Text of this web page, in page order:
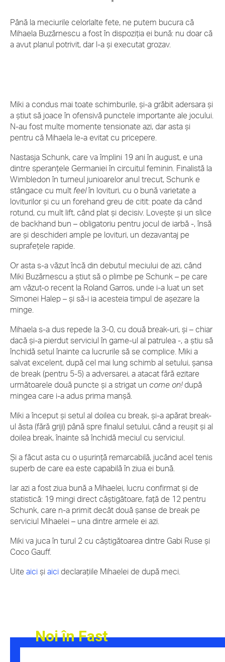
*
Până la meciurile celorlalte fete, ne putem bucura că
Mihaela Buzărnescu a fost în dispoziția ei bună: nu doar că
a avut planul potrivit, dar l-a și executat grozav.
Miki a condus mai toate schimburile, și-a grăbit adersara și
a știut să joace în ofensivă punctele importante ale jocului.
N-au fost multe momente tensionate azi, dar asta și
pentru că Mihaela le-a evitat cu pricepere.
Nastasja Schunk, care va împlini 19 ani în august, e una
dintre speranțele Germaniei în circuitul feminin. Finalistă la
Wimbledon în turneul junioarelor anul trecut, Schunk e
stângace cu mult feelîn lovituri, cu o bună varietate a
loviturilor și cu un forehand greu de citit: poate da când
rotund, cu mult lift, când plat și decisiv. Lovește și un slice
de backhand bun – obligatoriu pentru jocul de iarbă -, însă
are și deschideri ample pe lovituri, un dezavantaj pe
suprafețele rapide.
Or asta s-a văzut încă din debutul meciului de azi, când
Miki Buzărnescu a știut să o plimbe pe Schunk – pe care
am văzut-o recent la Roland Garros, unde i-a luat un set
Simonei Halep – și să-i ia acesteia timpul de așezare la
minge.
Mihaela s-a dus repede la 3-0, cu două break-uri, și – chiar
dacă și-a pierdut serviciul în game-ul al patrulea -, a știu să
închidă setul înainte ca lucrurile să se complice. Miki a
salvat excelent, după cel mai lung schimb al setului, șansa
de break (pentru 5-5) a adversarei, a atacat fără ezitare
următoarele două puncte și a strigat un come on!după
mingea care i-a adus prima manșă.
Miki a început și setul al doilea cu break, și-a apărat break-
ul ăsta (fără griji) până spre finalul setului, când a reușit și al
doilea break, înainte să închidă meciul cu serviciul.
Și a făcut asta cu o ușurință remarcabilă, jucând acel tenis
superb de care ea este capabilă în ziua ei bună.
Iar azi a fost ziua bună a Mihaelei, lucru confirmat și de
statistică: 19 mingi direct câștigătoare, față de 12 pentru
Schunk, care n-a primit decât două șanse de break pe
serviciul Mihaelei – una dintre armele ei azi.
Miki va juca în turul 2 cu câștigătoarea dintre Gabi Ruse și
Coco Gauff.
Uite aici și aici declarațiile Mihaelei de după meci.
Noi în Fast